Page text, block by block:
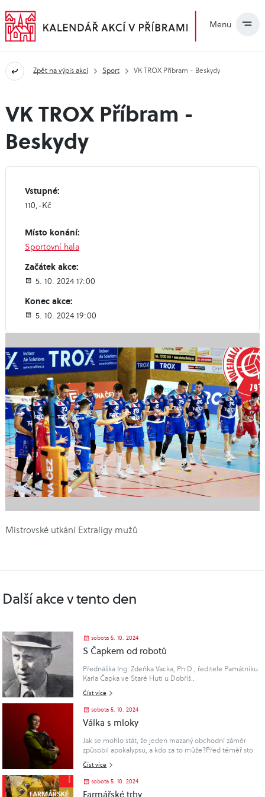
Menu
Zpět na výpis akcí Sport VK TROX Příbram - Beskydy
VK TROX Příbram -
Beskydy
Vstupné:
110,-Kč
Místo konání:
Sportovní hala
Začátek akce:
5. 10. 2024 17:00
Konec akce:
5. 10. 2024 19:00
Mistrovské utkání Extraligy mužů
Další akce v tento den
sobota 5. 10. 2024
S Čapkem od robotů
Přednáška Ing. Zdeňka Vacka, Ph.D., ředitele Památníku
Karla Čapka ve Staré Huti u Dobříš..
Číst více
sobota 5. 10. 2024
Válka s mloky
Jak se mohlo stát, že jeden mazaný obchodní záměr
způsobil apokalypsu, a kdo za to může?Před téměř sto
lety napsal Karel Čapek, geniální spisovatel a velký
humanista, satirický sci-fi román Válka s mloky (1935), ve
kterém představil vizi světa, kde lidskost ztrácí hodnotu a
hlavním měřítkem se stává moc a majetek.Kniha začíná
Číst více
sobota 5. 10. 2024
Farmářské trhy